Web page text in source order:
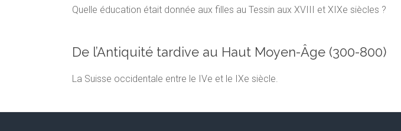
Quelle éducation était donnée aux filles au Tessin aux XVIII et XIXe siècles ?
De l’Antiquité tardive au Haut Moyen-Âge (300-800)
La Suisse occidentale entre le IVe et le IXe siècle.